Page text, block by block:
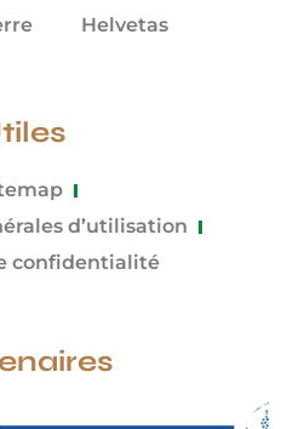
Helvetas
d’utilisation
confidentialité